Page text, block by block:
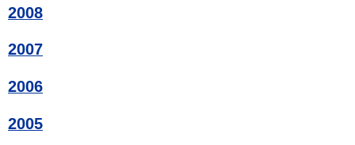
2008
2007
2006
2005